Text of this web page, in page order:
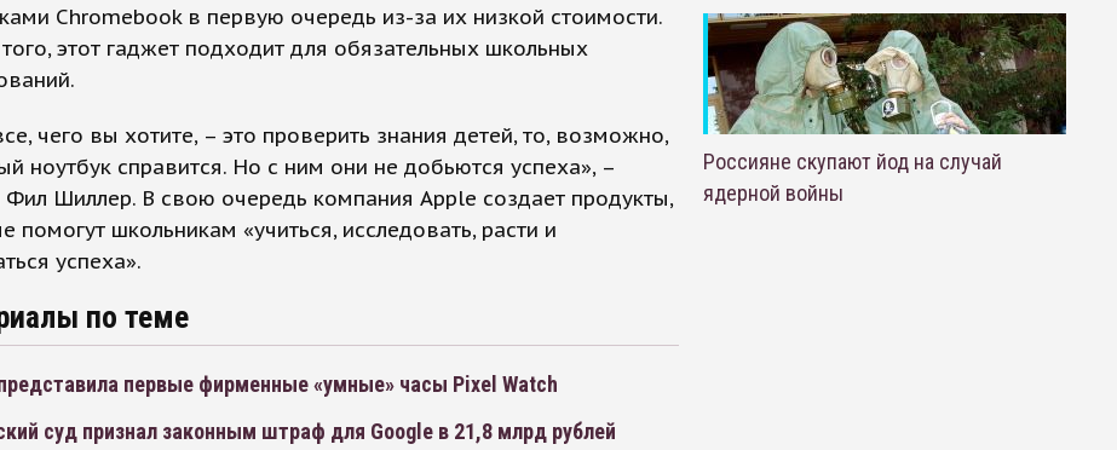
Chromebook в первую очередь из-за их низкой стоимости.
этот гаджет подходит для обязательных школьных
чего вы хотите, – это проверить знания детей, то, возможно,
ноутбук справится. Но с ним они не добьются успеха», –
Фил Шиллер. В свою очередь компания Apple создает продукты,
помогут школьникам «учиться, исследовать, расти и
успеха».
по теме
первые фирменные «умные» часы Pixel Watch
суд признал законным штраф для Google в 21,8 млрд рублей
Россияне скупают йод на случай
ядерной войны